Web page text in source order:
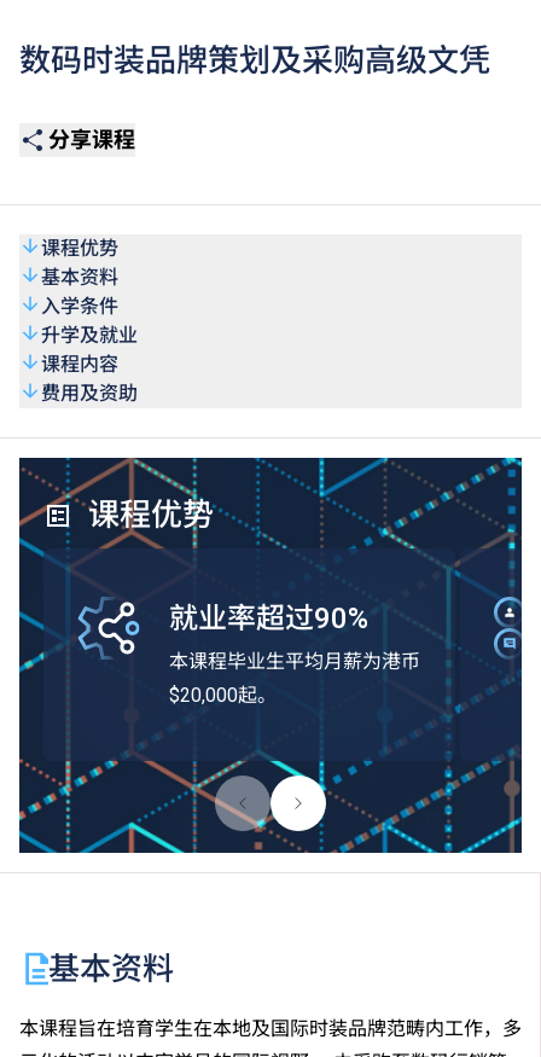
数码时装品牌策划及采购高级文凭
分享课程
课程优势
基本资料
入学条件
升学及就业
课程内容
费用及资助
课程优势
就业率超过90%
本课程毕业生平均月薪为港币
$20,000起。
基本资料
本课程旨在培育学生在本地及国际时装品牌范畴内工作，多